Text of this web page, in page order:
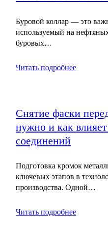
Буровой коллар — это
используемый на
буровых…
Читать подробнее
Снятие фаски
нужно и как
соединений
Подготовка кромок
ключевых этапов в
производства. Одной…
Читать подробнее